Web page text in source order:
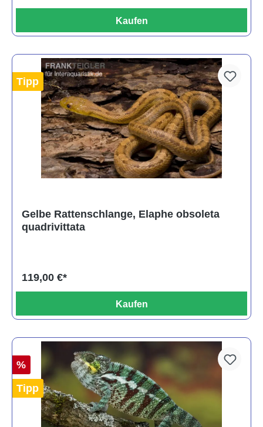
Kaufen
Tipp
Gelbe Rattenschlange, Elaphe obsoleta
quadrivittata
119,00 €*
Kaufen
%
Tipp